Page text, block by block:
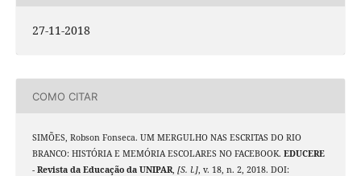
27-11-2018
COMO CITAR
SIMÕES, Robson Fonseca. UM MERGULHO NAS ESCRITAS DO RIO
BRANCO: HISTÓRIA E MEMÓRIA ESCOLARES NO FACEBOOK. EDUCERE
- Revista da Educação da UNIPAR, [S. l.], v. 18, n. 2, 2018. DOI: